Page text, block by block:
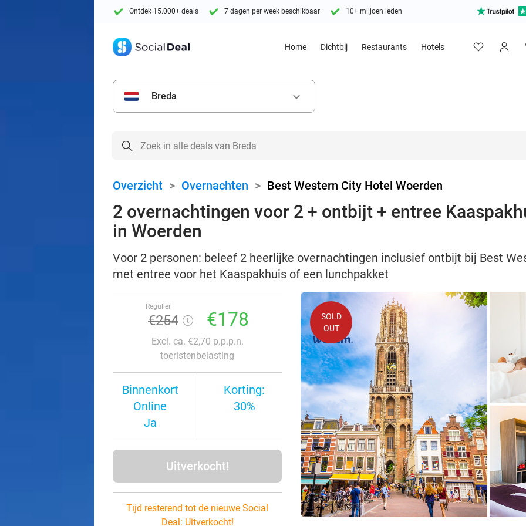
Ontdek 15.000+ deals 7 dagen per week beschikbaar 10+ miljoen leden
Home Dichtbij Restaurants Hotels
Breda keyboard_arrow_down
Overzicht > Overnachten > Best Western City Hotel Woerden
2 overnachtingen voor 2 + ontbijt + entree
in Woerden
Voor 2 personen: beleef 2 heerlijke overnachtingen inclusief ontbijt bij Best
met entree voor het Kaaspakhuis of een lunchpakket
Regulier
€254 €178
Excl. ca. €2,70 p.p.p.n.
toeristenbelasting
Binnenkort
Online
Ja
Korting:
30%
Uitverkocht!
Tijd resterend tot de nieuwe Social
Deal: Uitverkocht!
SOLD
OUT